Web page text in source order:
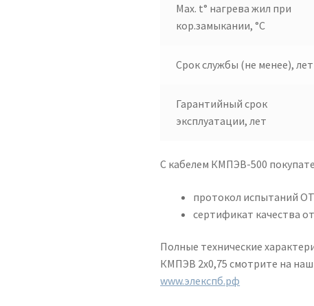
Max. t° нагрева жил при
кор.замыкании, °C
Срок службы (не менее), лет
Гарантийный срок
эксплуатации, лет
С кабелем КМПЭВ-500
протокол испытаний
сертификат качества
Полные технические
КМПЭВ 2х0,75 смотрите на
www.элекспб.рф